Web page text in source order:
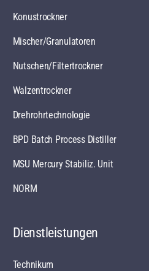
Konustrockner
Mischer/Granulatoren
Nutschen/Filtertrockner
Walzentrockner
Drehrohrtechnologie
BPD Batch Process Distiller
MSU Mercury Stabiliz. Unit
NORM
Dienstleistungen
Technikum